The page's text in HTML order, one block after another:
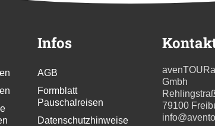
Infos
AGB
Formblatt
Pauschalreisen
Datenschutzhinweise
avenTOURa
Gmbh
79100